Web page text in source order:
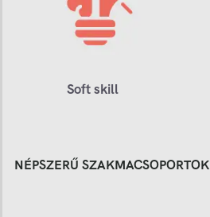
Soft skill
NÉPSZERŰ SZAKMACSOPORTOK